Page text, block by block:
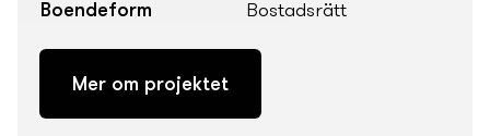
Boendeform
Bostadsrätt
Mer om projektet